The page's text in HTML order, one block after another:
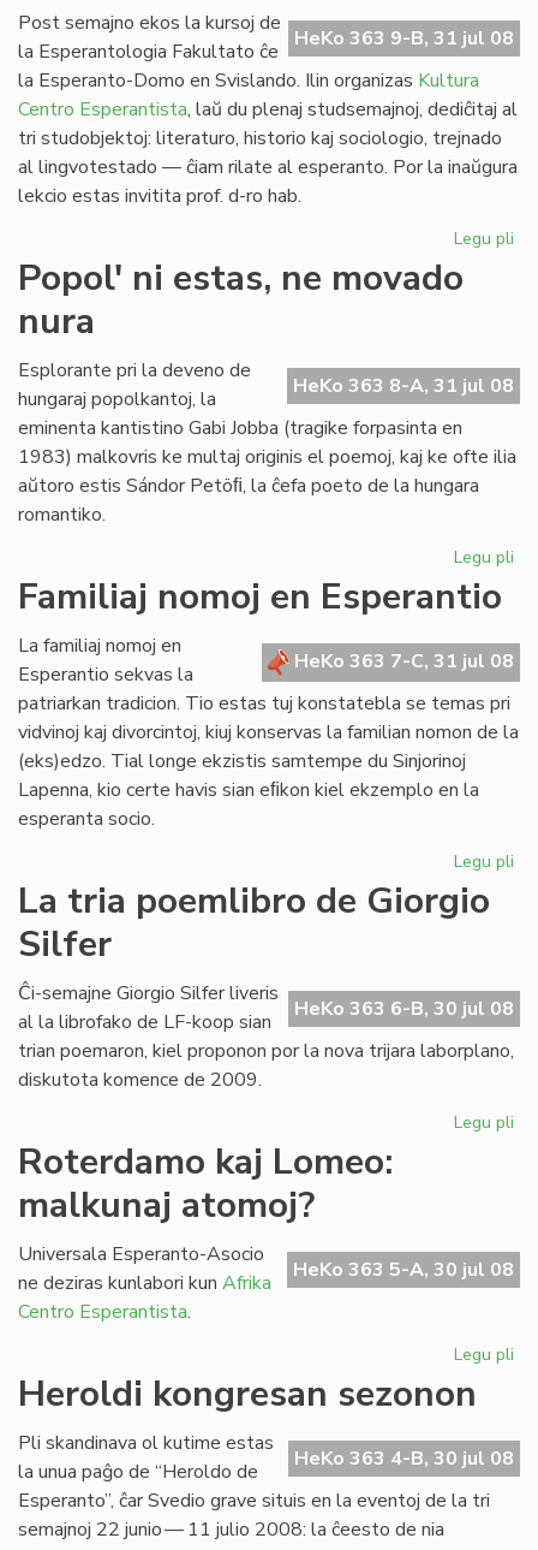
HeKo 363 9-B, 31 jul 08
Post semajno ekos la kursoj de
la Esperantologia Fakultato ĉe
la Esperanto-Domo en Svislando. Ilin organizas Kultura
Centro Esperantista, laŭ du plenaj studsemajnoj, dediĉitaj al
tri studobjektoj: literaturo, historio kaj sociologio, trejnado
al lingvotestado — ĉiam rilate al esperanto. Por la inaŭgura
lekcio estas invitita prof. d-ro hab.
Legu pli
Popol' ni estas, ne movado
nura
HeKo 363 8-A, 31 jul 08
Esplorante pri la deveno de
hungaraj popolkantoj, la
eminenta kantistino Gabi Jobba (tragike forpasinta en
1983) malkovris ke multaj originis el poemoj, kaj ke ofte ilia
aŭtoro estis Sándor Petöﬁ, la ĉefa poeto de la hungara
romantiko.
Legu pli
Familiaj nomoj en Esperantio
HeKo 363 7-C, 31 jul 08
La familiaj nomoj en
Esperantio sekvas la
patriarkan tradicion. Tio estas tuj konstatebla se temas pri
vidvinoj kaj divorcintoj, kiuj konservas la familian nomon de la
(eks)edzo. Tial longe ekzistis samtempe du Sinjorinoj
Lapenna, kio certe havis sian eﬁkon kiel ekzemplo en la
esperanta socio.
Legu pli
La tria poemlibro de Giorgio
Silfer
HeKo 363 6-B, 30 jul 08
Ĉi-semajne Giorgio Silfer liveris
al la librofako de LF-koop sian
trian poemaron, kiel proponon por la nova trijara laborplano,
diskutota komence de 2009.
Legu pli
Roterdamo kaj Lomeo:
malkunaj atomoj?
HeKo 363 5-A, 30 jul 08
Universala Esperanto-Asocio
ne deziras kunlabori kun Afrika
Centro Esperantista.
Legu pli
Heroldi kongresan sezonon
HeKo 363 4-B, 30 jul 08
Pli skandinava ol kutime estas
la unua paĝo de “Heroldo de
Esperanto”, ĉar Svedio grave situis en la eventoj de la tri
semajnoj 22 junio — 11 julio 2008: la ĉeesto de nia